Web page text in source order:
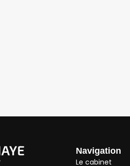
Navigation
Le cabinet